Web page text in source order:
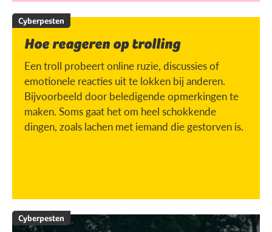
Cyberpesten
Hoe reageren op trolling
Een troll probeert online ruzie, discussies of
emotionele reacties uit te lokken bij anderen.
Bijvoorbeeld door beledigende opmerkingen te
maken. Soms gaat het om heel schokkende
dingen, zoals lachen met iemand die gestorven is.
Cyberpesten